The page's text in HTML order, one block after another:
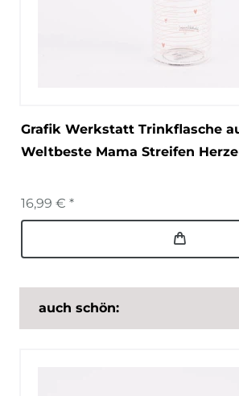
Grafik Werkstatt Trinkflasche
Weltbeste Mama Streifen
16,99 € *
auch schön: